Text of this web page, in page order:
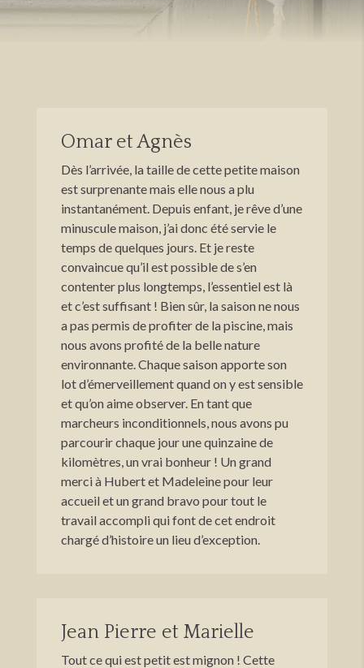
Omar et Agnès
Dès l’arrivée, la taille de cette petite maison
est surprenante mais elle nous a plu
instantanément. Depuis enfant, je rêve d’une
minuscule maison, j’ai donc été servie le
temps de quelques jours. Et je reste
convaincue qu’il est possible de s’en
contenter plus longtemps, l’essentiel est là
et c’est suffisant ! Bien sûr, la saison ne nous
a pas permis de profiter de la piscine, mais
nous avons profité de la belle nature
environnante. Chaque saison apporte son
lot d’émerveillement quand on y est sensible
et qu’on aime observer. En tant que
marcheurs inconditionnels, nous avons pu
parcourir chaque jour une quinzaine de
kilomètres, un vrai bonheur ! Un grand
merci à Hubert et Madeleine pour leur
accueil et un grand bravo pour tout le
travail accompli qui font de cet endroit
chargé d’histoire un lieu d’exception.
Jean Pierre et Marielle
Tout ce qui est petit est mignon ! Cette